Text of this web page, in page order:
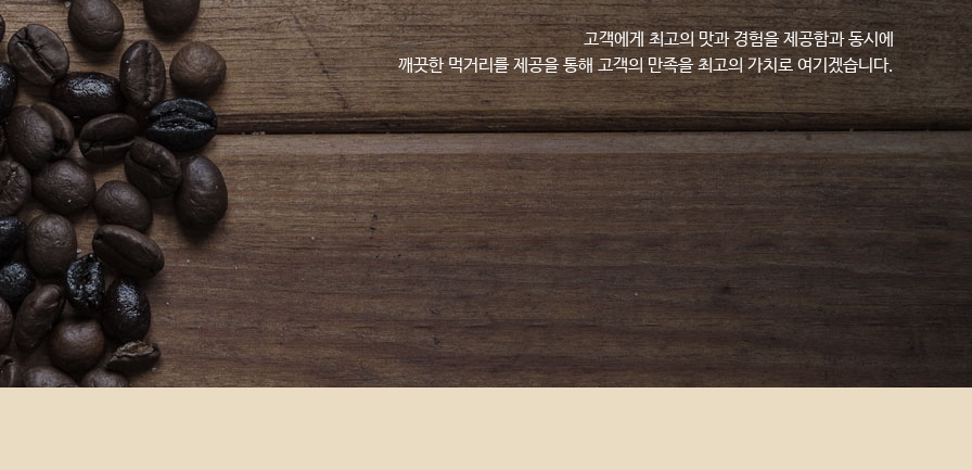
고객에게 최고의 맛과 경험을 제공함과 동시에
깨끗한 먹거리를 제공을 통해 고객의 만족을 최고의 가치로 여기겠습니다.